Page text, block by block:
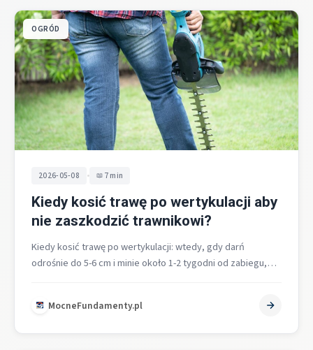
OGRÓD
2026-05-08 • 7 min
Kiedy kosić trawę po wertykulacji aby
nie zaszkodzić trawnikowi?
Kiedy kosić trawę po wertykulacji: wtedy, gdy darń
odrośnie do 5-6 cm i minie około 1-2 tygodni od zabiegu,
MocneFundamenty.pl